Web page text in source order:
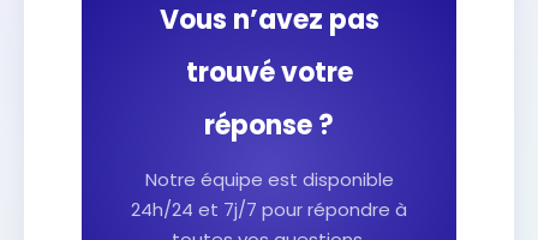
Vous n’avez pas
trouvé votre
réponse ?
Notre équipe est disponible
24h/24 et 7j/7 pour répondre à